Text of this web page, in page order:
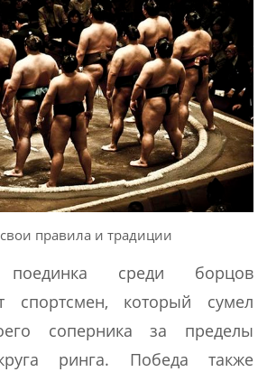
правила и традиции
поединка среди борцов
спортсмен, который сумел
соперника за пределы
ринга. Победа также